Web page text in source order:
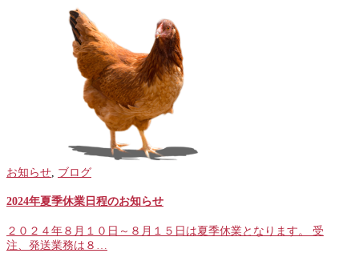
お知らせ ブログ
2024年夏季休業日程のお知らせ
２０２４年８月１０日～８月１５日は夏季休業となります。 受
注、発送業務は８…